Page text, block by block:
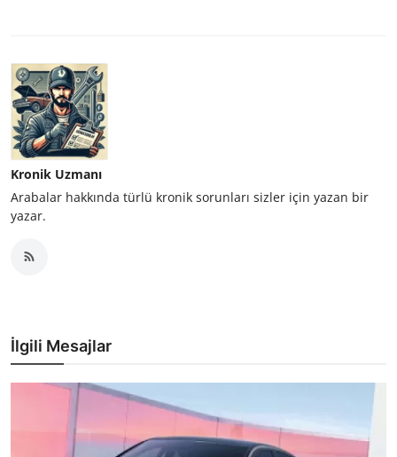
Kronik Uzmanı
Arabalar hakkında türlü kronik sorunları sizler için yazan bir
yazar.
İlgili Mesajlar